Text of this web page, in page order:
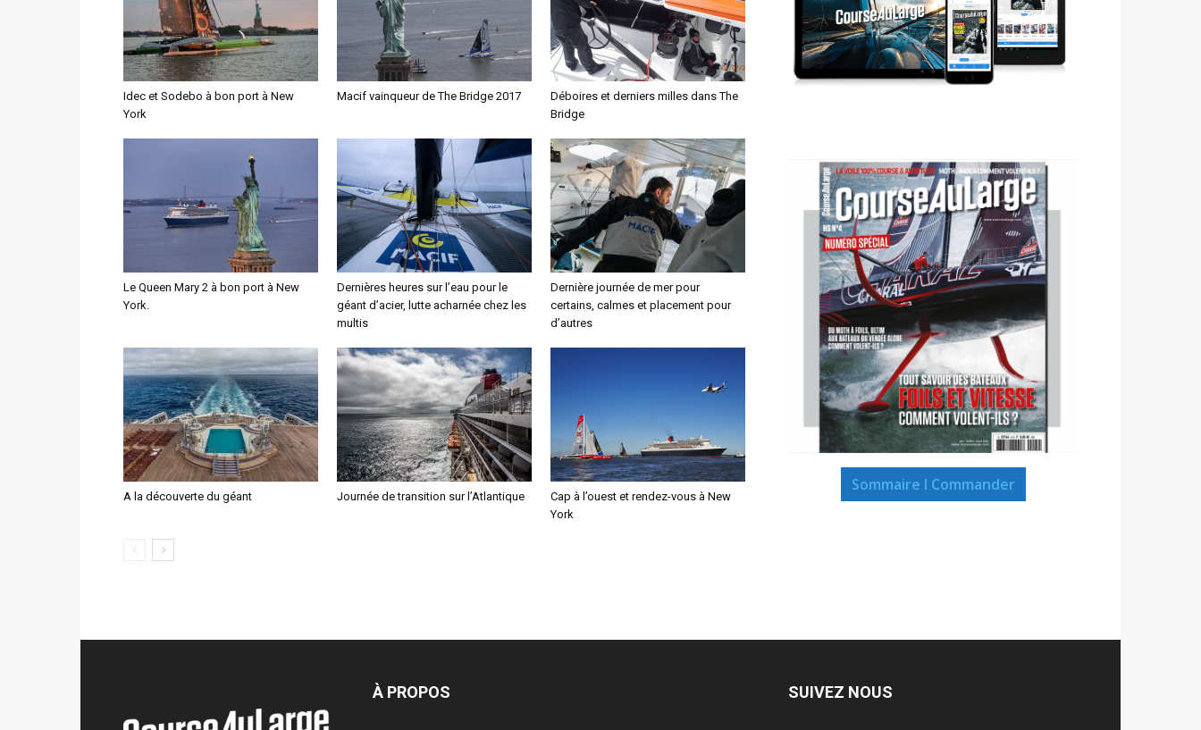
Idec et Sodebo à bon port à New
York
Macif vainqueur de The Bridge 2017
Déboires et derniers milles dans The
Bridge
Le Queen Mary 2 à bon port à New
York.
Dernières heures sur l’eau pour le
géant d’acier, lutte acharnée chez les
multis
Dernière journée de mer pour
certains, calmes et placement pour
d’autres
A la découverte du géant Journée de transition sur l’Atlantique
Cap à l’ouest et rendez-vous à New
York
Sommaire I Commander
À PROPOS SUIVEZ NOUS